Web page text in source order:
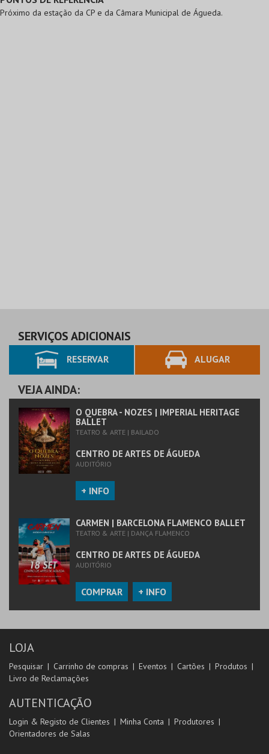
Próximo da estação da CP e da Câmara Municipal de Águeda.
SERVIÇOS ADICIONAIS
RESERVAR ALUGAR
VEJA AINDA:
O QUEBRA - NOZES | IMPERIAL HERITAGE
BALLET
TEATRO & ARTE | BAILADO
CENTRO DE ARTES DE ÁGUEDA
AUDITÓRIO
+ INFO
CARMEN | BARCELONA FLAMENCO BALLET
TEATRO & ARTE | DANÇA FLAMENCO
CENTRO DE ARTES DE ÁGUEDA
AUDITÓRIO
COMPRAR + INFO
LOJA
Pesquisar Carrinho de compras Eventos Cartões
Produtos
Livro de Reclamações
AUTENTICAÇÃO
Login & Registo de Clientes Minha Conta
Produtores
Orientadores de Salas